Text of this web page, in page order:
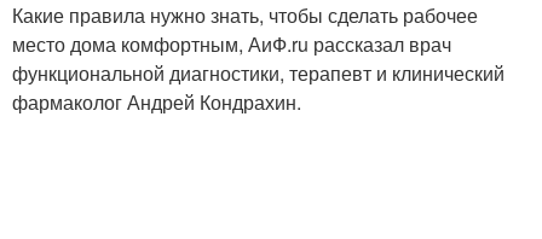
Какие правила нужно знать, чтобы сделать рабочее
место дома комфортным, АиФ.ru рассказал врач
функциональной диагностики, терапевт и клинический
фармаколог Андрей Кондрахин.